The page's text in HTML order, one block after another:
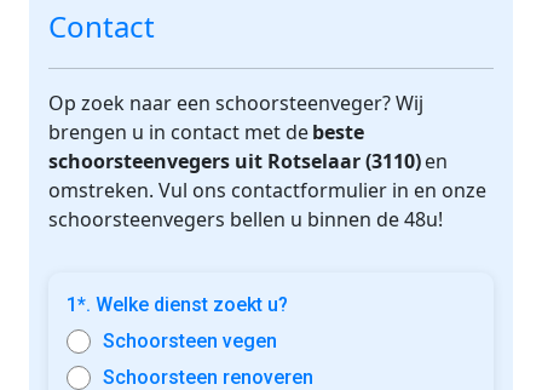
Contact
Op zoek naar een schoorsteenveger? Wij
brengen u in contact met debeste
schoorsteenvegers uit Rotselaar (3110)en
omstreken. Vul ons contactformulier in en onze
schoorsteenvegers bellen u binnen de 48u!
1*. Welke dienst zoekt u?
Schoorsteen vegen
Schoorsteen renoveren